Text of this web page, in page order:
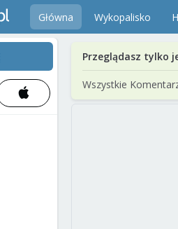
Główna Wykopalisko
Przeglądasz tylko
Wszystkie